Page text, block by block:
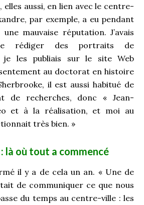
aussi, en lien avec le centre-
par exemple, a eu pendant
mauvaise réputation. J’avais
rédiger des portraits de
je les publiais sur le site Web
au doctorat en histoire
il est aussi habitué de
de recherches, donc « Jean-
et à la réalisation, et moi au
très bien. »
là où tout a commencé
il y a de cela un an. « Une de
de communiquer ce que nous
du temps au centre-ville : les